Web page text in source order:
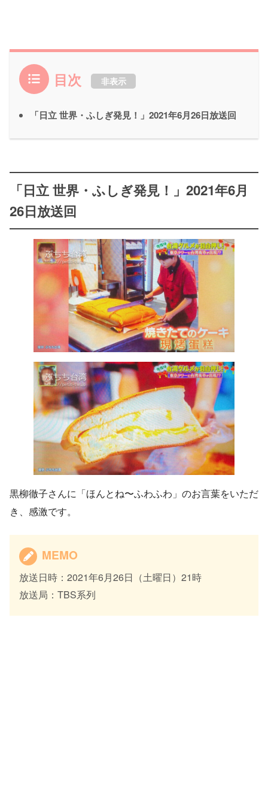
目次 非表示
「日立 世界・ふしぎ発見！」2021年6月26日放送回
「日立 世界・ふしぎ発見！」2021年6月
26日放送回
黒柳徹子さんに「ほんとね〜ふわふわ」のお言葉をいただ
き、感激です。
MEMO
放送日時：2021年6月26日（土曜日）21時
放送局：TBS系列